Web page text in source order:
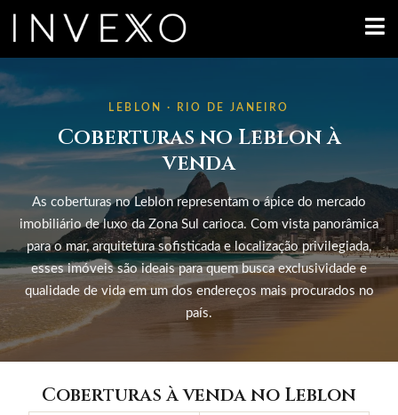
LEBLON · RIO DE JANEIRO
Coberturas no Leblon à
venda
As coberturas no Leblon representam o ápice do mercado
imobiliário de luxo da Zona Sul carioca. Com vista panorâmica
para o mar, arquitetura sofisticada e localização privilegiada,
esses imóveis são ideais para quem busca exclusividade e
qualidade de vida em um dos endereços mais procurados no
país.
Coberturas à venda no Leblon